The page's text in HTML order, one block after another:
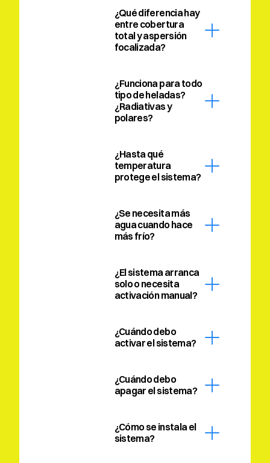
¿Qué diferencia hay
entre cobertura
total y aspersión
focalizada?
¿Funciona para todo
tipo de heladas?
¿Radiativas y
polares?
¿Hasta qué
temperatura
protege el sistema?
¿Se necesita más
agua cuando hace
más frío?
¿El sistema arranca
solo o necesita
activación manual?
¿Cuándo debo
activar el sistema?
¿Cuándo debo
apagar el sistema?
¿Cómo se instala el
sistema?